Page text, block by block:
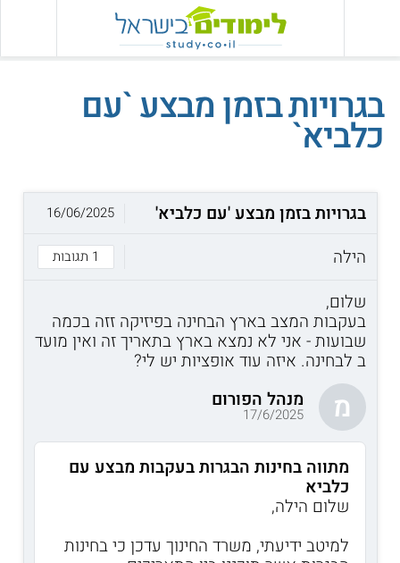
בגרויות בזמן מבצע `עם
כלביא`
בגרויות בזמן מבצע 'עם כלביא'
הילה
1 תגובות
16/06/2025
שלום,
בעקבות המצב בארץ הבחינה בפיזיקה זזה בכמה
שבועות - אני לא נמצא בארץ בתאריך זה ואין מועד
ב לבחינה. איזה עוד אופציות יש לי?
מ מנהל הפורום
17/6/2025
מתווה בחינות הבגרות בעקבות מבצע עם
כלביא
שלום הילה,
למיטב ידיעתי, משרד החינוך עדכן כי בחינות